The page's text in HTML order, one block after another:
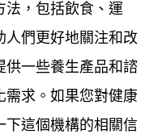
法，包括飲食、運
人們更好地關注和改
供一些養生產品和諮
需求。如果您對健康
下這個機構的相關信